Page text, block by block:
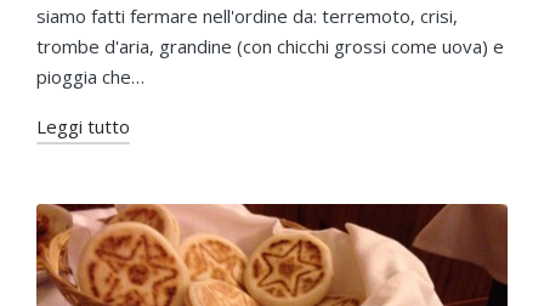
siamo fatti fermare nell'ordine da: terremoto, crisi,
trombe d'aria, grandine (con chicchi grossi come uova) e
pioggia che…
Leggi tutto